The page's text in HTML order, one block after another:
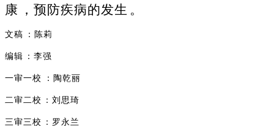
康，预防疾病的发生。
文稿：陈莉
编辑：李强
一审一校：陶乾丽
二审二校：刘思琦
三审三校：罗永兰